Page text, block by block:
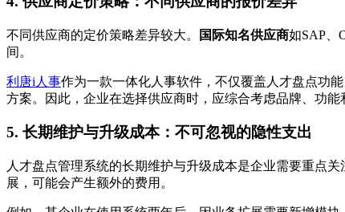
不同供应商的定价策略差异较大。 国际知名供应商如SAP、
间。
利唐i人事作为一款一体化人事软件，不仅覆盖人才盘点功
方案。因此，企业在选择供应商时，应综合考虑品牌、功能
5. 长期维护与升级成本：不可忽视的隐性支出
人才盘点管理系统的长期维护与升级成本是企业需要重点关
展，可能会产生额外的费用。